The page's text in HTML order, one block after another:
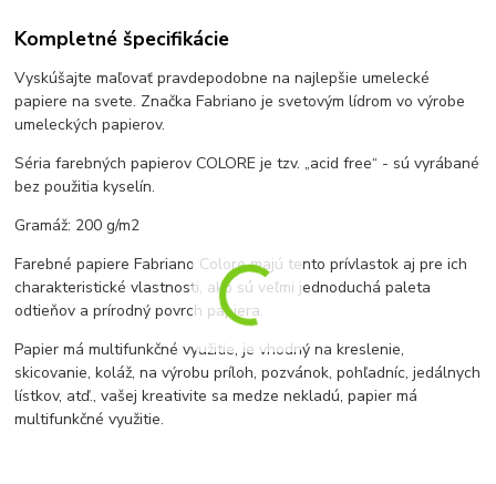
Kompletné špecifikácie
Vyskúšajte maľovať pravdepodobne na najlepšie umelecké
papiere na svete. Značka Fabriano je svetovým lídrom vo výrobe
umeleckých papierov.
Séria farebných papierov COLORE je tzv. „acid free“ - sú vyrábané
bez použitia kyselín.
Gramáž: 200 g/m2
Farebné papiere Fabriano Colore majú tento prívlastok aj pre ich
charakteristické vlastnosti, ako sú veľmi jednoduchá paleta
odtieňov a prírodný povrch papiera.
Papier má multifunkčné využitie, je vhodný na kreslenie,
skicovanie, koláž, na výrobu príloh, pozvánok, pohľadníc, jedálnych
lístkov, atď., vašej kreativite sa medze nekladú, papier má
multifunkčné využitie.